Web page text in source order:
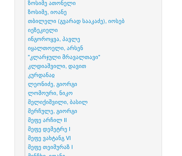
ზოსიმე ათონელი
ზოსიმე, იოანე
თბილელი (გვარად სააკაძე), იოსებ
იეზეკიელი
ინგოროყვა, პავლე
იყალთოელი, არსენ
"კლარჯული მრავალთავი"
კლდიაშვილი, დავით
კურდანაჲ
ლეონიძე, გიორგი
ლომოური, ნიკო
მელიქიშვილი, ბასილ
მერჩულე, გიორგი
მეფე არჩილ II
მეფე დემეტრე I
მეფე ვახტანგ VI
მეფე თეიმურაზ I